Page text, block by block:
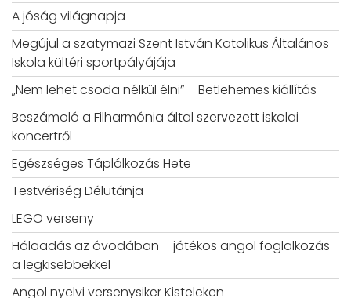
A jóság világnapja
Megújul a szatymazi Szent István Katolikus Általános
Iskola kültéri sportpályájája
„Nem lehet csoda nélkül élni” – Betlehemes kiállítás
Beszámoló a Filharmónia által szervezett iskolai
koncertről
Egészséges Táplálkozás Hete
Testvériség Délutánja
LEGO verseny
Hálaadás az óvodában – játékos angol foglalkozás
a legkisebbekkel
Angol nyelvi versenysiker Kisteleken